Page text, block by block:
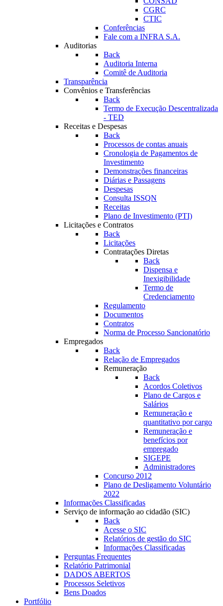
CGRC
CTIC
Conferências
Fale com a INFRA S.A.
Auditorias
Back
Auditoria Interna
Comitê de Auditoria
Transparência
Convênios e Transferências
Back
Termo de Execução Descentralizada
- TED
Receitas e Despesas
Back
Processos de contas anuais
Cronologia de Pagamentos de
Investimento
Demonstrações financeiras
Diárias e Passagens
Despesas
Consulta ISSQN
Receitas
Plano de Investimento (PTI)
Licitações e Contratos
Back
Licitações
Contratações Diretas
Back
Dispensa e
Inexigibilidade
Termo de
Credenciamento
Regulamento
Documentos
Contratos
Norma de Processo Sancionatório
Empregados
Back
Relação de Empregados
Remuneração
Back
Acordos Coletivos
Plano de Cargos e
Salários
Remuneração e
quantitativo por cargo
Remuneração e
benefícios por
empregado
SIGEPE
Administradores
Concurso 2012
Plano de Desligamento Voluntário
2022
Informações Classificadas
Serviço de informação ao cidadão (SIC)
Back
Acesse o SIC
Relatórios de gestão do SIC
Informações Classificadas
Perguntas Frequentes
Relatório Patrimonial
DADOS ABERTOS
Processos Seletivos
Bens Doados
Portfólio